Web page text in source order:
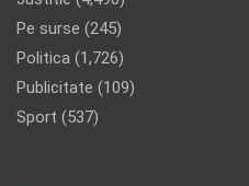
Pe surse (245)
Politica (1,726)
Publicitate (109)
Sport (537)